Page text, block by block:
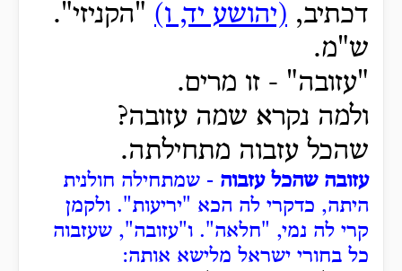
דכתיב, (יהושע יד, ו) "הקניזי".
ש"מ.
"עזובה" - זו מרים.
ולמה נקרא שמה עזובה?
שהכל עזבוה מתחילתה.
עזובה שהכל עזבוה - שמתחילה חולנית
היתה, כדקרי לה הכא "יריעות". ולקמן
קרי לה נמי, "חלאה". ו"עזובה", שעזבוה
כל בחורי ישראל מלישא אותה: